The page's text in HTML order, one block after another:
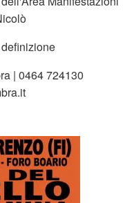
| 0464 724130